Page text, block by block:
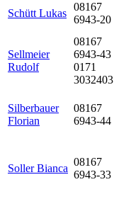
Schütt Lukas
08167
6943-20
Sellmeier
Rudolf
08167
6943-43
0171
3032403
Silberbauer
Florian
08167
6943-44
Soller Bianca
08167
6943-33